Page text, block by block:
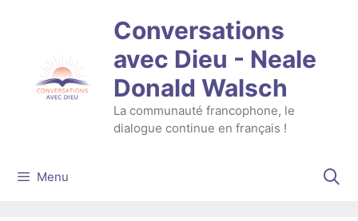
Conversations
avec Dieu - Neale
Donald Walsch
La communauté francophone, le
dialogue continue en français !
Menu